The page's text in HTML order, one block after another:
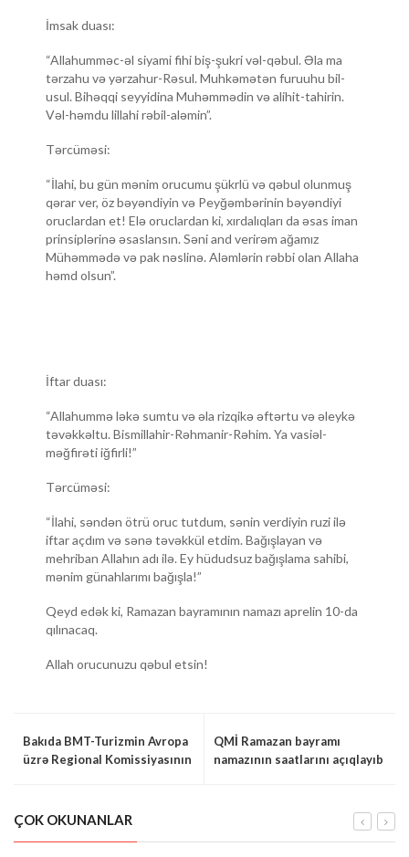
İmsak duası:
“Allahumməc-əl siyami fihi biş-şukri vəl-qəbul. Əla ma
tərzahu və yərzahur-Rəsul. Muhkəmətən furuuhu bil-
usul. Bihəqqi seyyidina Muhəmmədin və alihit-tahirin.
Vəl-həmdu lillahi rəbil-aləmin”.
Tərcüməsi:
“İlahi, bu gün mənim orucumu şükrlü və qəbul olunmuş
qərar ver, öz bəyəndiyin və Peyğəmbərinin bəyəndiyi
oruclardan et! Elə oruclardan ki, xırdalıqları da əsas iman
prinsiplərinə əsaslansın. Səni and verirəm ağamız
Mühəmmədə və pak nəslinə. Aləmlərin rəbbi olan Allaha
həmd olsun”.
İftar duası:
“Allahummə ləkə sumtu və əla rizqikə əftərtu və əleykə
təvəkkəltu. Bismillahir-Rəhmanir-Rəhim. Ya vasiəl-
məğfirəti iğfirli!”
Tərcüməsi:
“İlahi, səndən ötrü oruc tutdum, sənin verdiyin ruzi ilə
iftar açdım və sənə təvəkkül etdim. Bağışlayan və
mehriban Allahın adı ilə. Ey hüdudsuz bağışlama sahibi,
mənim günahlarımı bağışla!”
Qeyd edək ki, Ramazan bayramının namazı aprelin 10-da
qılınacaq.
Allah orucunuzu qəbul etsin!
Bakıda BMT-Turizmin Avropa
üzrə Regional Komissiyasının
QMİ Ramazan bayramı
namazının saatlarını açıqlayıb
ÇOK OKUNANLAR